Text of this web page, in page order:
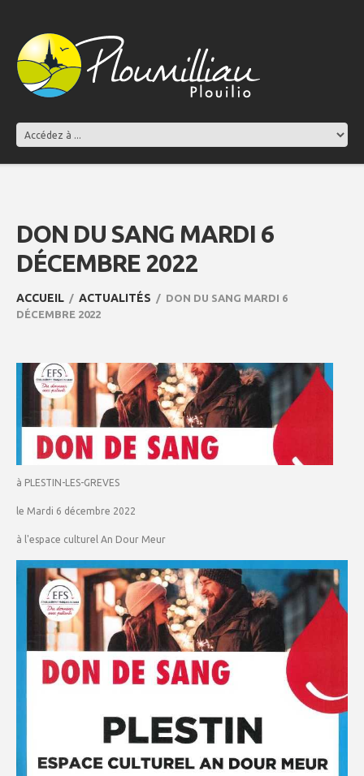
DON DU SANG MARDI 6
DÉCEMBRE 2022
ACCUEIL ACTUALITÉS
DON DU SANG MARDI 6
DÉCEMBRE 2022
à PLESTIN-LES-GREVES
le Mardi 6 décembre 2022
à l'espace culturel An Dour Meur